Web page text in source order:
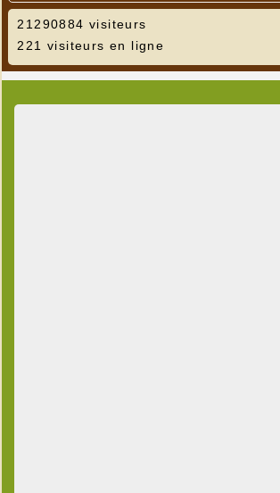
21290884 visiteurs
221 visiteurs en ligne